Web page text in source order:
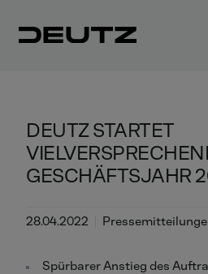
DEUTZ STARTET
GESCHÄFTSJAHR
28.04.2022
Spürbarer Anstieg des